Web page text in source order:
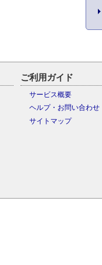
ご利用ガイド
サービス概要
ヘルプ・お問い合わせ
サイトマップ